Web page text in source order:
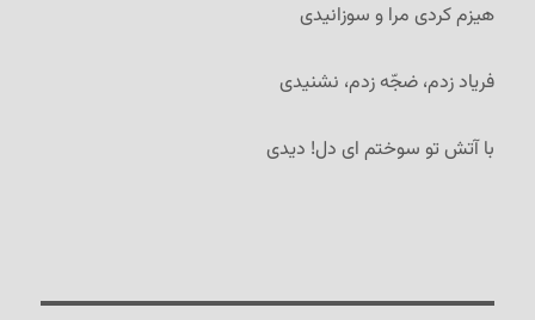
هیزم کردی مرا و سوزانیدی
فریاد زدم، ضجّه زدم، نشنیدی
با آتش تو سوختم ای دل! دیدی